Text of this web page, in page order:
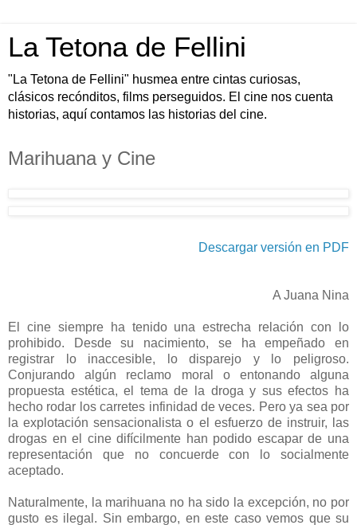
La Tetona de Fellini
"La Tetona de Fellini" husmea entre cintas curiosas,
clásicos recónditos, films perseguidos. El cine nos cuenta
historias, aquí contamos las historias del cine.
Marihuana y Cine
Descargar versión en PDF
A Juana Nina
El cine siempre ha tenido una estrecha relación con lo
prohibido. Desde su nacimiento, se ha empeñado en
registrar lo inaccesible, lo disparejo y lo peligroso.
Conjurando algún reclamo moral o entonando alguna
propuesta estética, el tema de la droga y sus efectos ha
hecho rodar los carretes infinidad de veces. Pero ya sea por
la explotación sensacionalista o el esfuerzo de instruir, las
drogas en el cine difícilmente han podido escapar de una
representación que no concuerde con lo socialmente
aceptado.
Naturalmente, la marihuana no ha sido la excepción, no por
gusto es ilegal. Sin embargo, en este caso vemos que su